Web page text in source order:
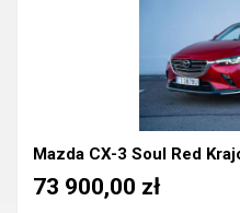
73 900,00 zł